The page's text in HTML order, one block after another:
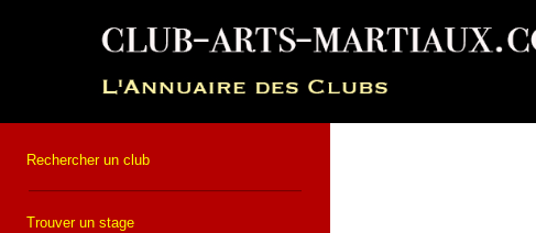
Rechercher un club
Trouver un stage